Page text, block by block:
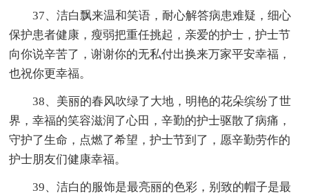
37、洁白飘来温和笑语，耐心解答病患难疑，细心
保护患者健康，瘦弱把重任挑起，亲爱的护士，护士节
向你说辛苦了，谢谢你的无私付出换来万家平安幸福，
也祝你更幸福。
38、美丽的春风吹绿了大地，明艳的花朵缤纷了世
界，幸福的笑容滋润了心田，辛勤的护士驱散了病痛，
守护了生命，点燃了希望，护士节到了，愿辛勤劳作的
护士朋友们健康幸福。
39、洁白的服饰是最亮丽的色彩，别致的帽子是最